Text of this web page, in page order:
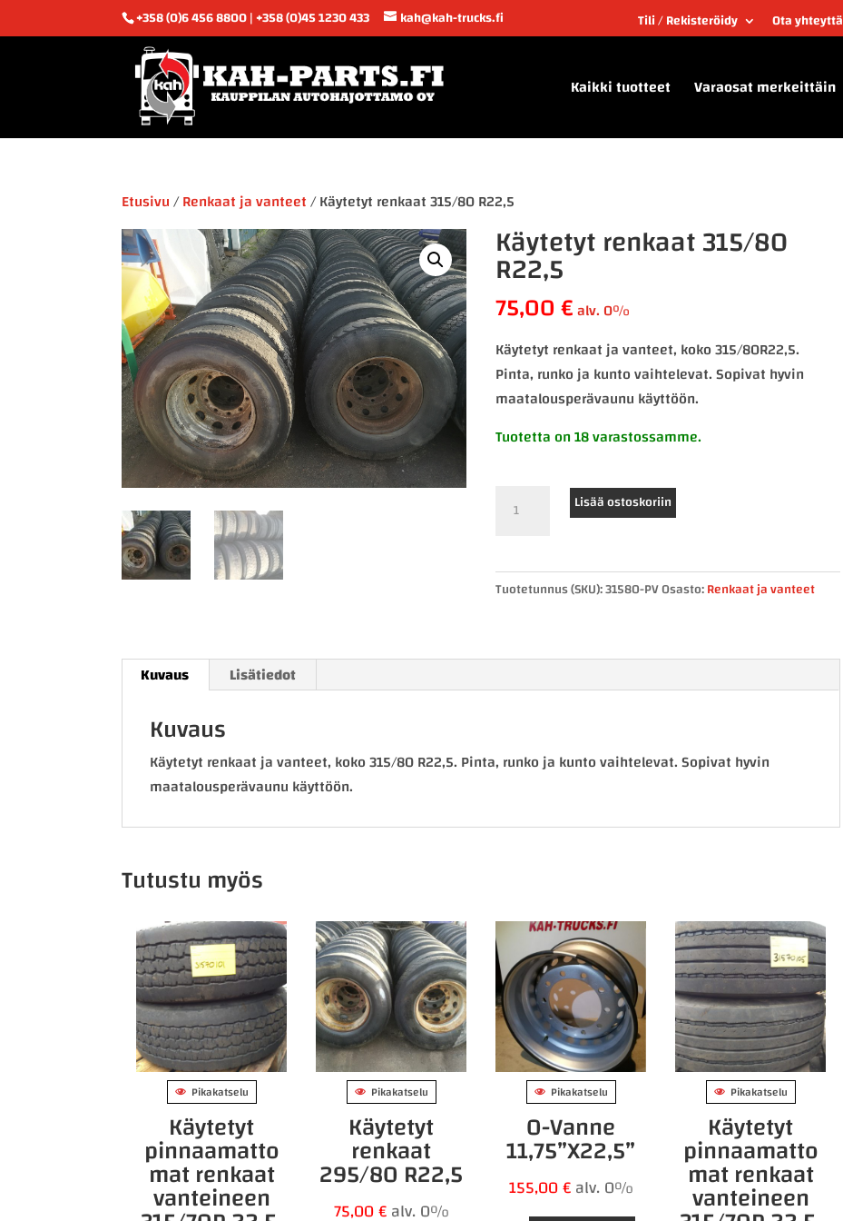
+358 (0)6 456 8800 | +358 (0)45 1230 433 kah@kah-trucks.fi Tili / Rekisteröidy Ota yhteyttä
Kaikki tuotteet Varaosat merkeittäin
Etusivu/Renkaat ja vanteet/ Käytetyt renkaat 315/80 R22,5
Käytetyt renkaat 315/80
R22,5
75,00€alv. 0%
Käytetyt renkaat ja vanteet, koko 315/80R22,5.
Pinta, runko ja kunto vaihtelevat. Sopivat hyvin
maatalousperävaunu käyttöön.
Tuotetta on 18 varastossamme.
renkaat
R22,5
määrä
Lisää ostoskoriin
Tuotetunnus (SKU):31580-PVOsasto:Renkaat ja vanteet
Kuvaus Lisätiedot
Kuvaus
Käytetyt renkaat ja vanteet, koko 315/80 R22,5. Pinta, runko ja kunto vaihtelevat. Sopivat hyvin
maatalousperävaunu käyttöön.
Tutustu myös
Pikakatselu
Käytetyt
pinnaamatto
mat renkaat
vanteineen
Pikakatselu
Käytetyt
renkaat
295/80 R22,5
75,00€alv. 0%
Pikakatselu
0-Vanne
11,75”X22,5”
155,00€alv. 0%
Pikakatselu
Käytetyt
pinnaamatto
mat renkaat
vanteineen